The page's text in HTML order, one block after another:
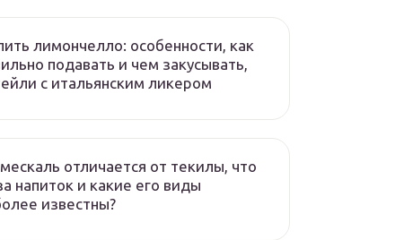
лимончелло: особенности, как
подавать и чем закусывать,
с итальянским ликером
отличается от текилы, что
напиток и какие его виды
известны?